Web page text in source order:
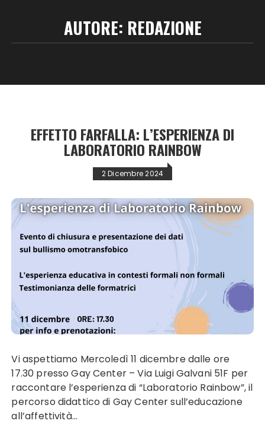
AUTORE: REDAZIONE
EFFETTO FARFALLA: L’ESPERIENZA DI
LABORATORIO RAINBOW
2 Dicembre 2024
Vi aspettiamo Mercoledì 11 dicembre dalle ore
17.30 presso Gay Center – Via Luigi Galvani 51F per
raccontare l’esperienza di “Laboratorio Rainbow”, il
percorso didattico di Gay Center sull’educazione
all’affettività…